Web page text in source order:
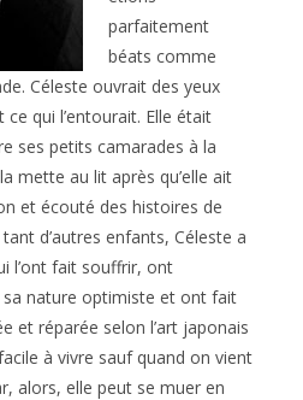
parfaitement
béats comme
Céleste ouvrait des yeux
qui l’entourait. Elle était
ses petits camarades à la
mette au lit après qu’elle ait
et écouté des histoires de
d’autres enfants, Céleste a
l’ont fait souffrir, ont
nature optimiste et ont fait
et réparée selon l’art japonais
à vivre sauf quand on vient
alors, elle peut se muer en